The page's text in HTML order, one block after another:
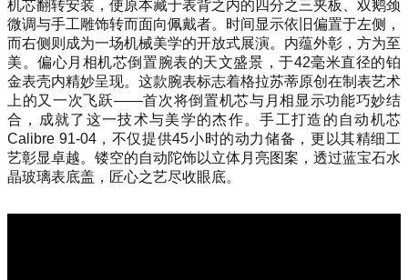
机芯翻转安装，使原本藏于表背之内的四分之三夹板、双鹅颈
微调与手工雕饰转而面向佩戴者。时间显示依旧偏置于左侧，
而右侧则成为一场机械美学的开放式展演。内蕴外彰，方为至
美。偏心月相机芯倒置腕表的天文盛景，于42毫米直径的铂
金表壳内精妙呈现。这款腕表标志着格拉苏蒂原创在制表艺术
上的又一次飞跃——首次将倒置机芯与月相显示功能巧妙结
合，成就了这一技术与美学的杰作。手工打造的自动机芯
Calibre 91-04，不仅提供45小时的动力储备，更以其精细工
艺彰显卓越。镂空的自动陀饰以立体月亮图案，透过蓝宝石水
晶玻璃表底盖，匠心之艺尽收眼底。